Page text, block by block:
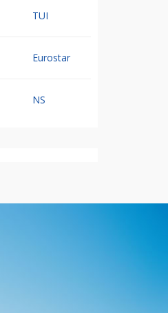
TUI
Eurostar
NS